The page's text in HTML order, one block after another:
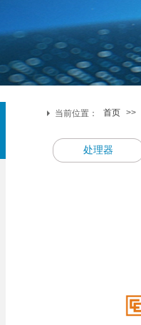
首页 >>
当前位置：
处理器